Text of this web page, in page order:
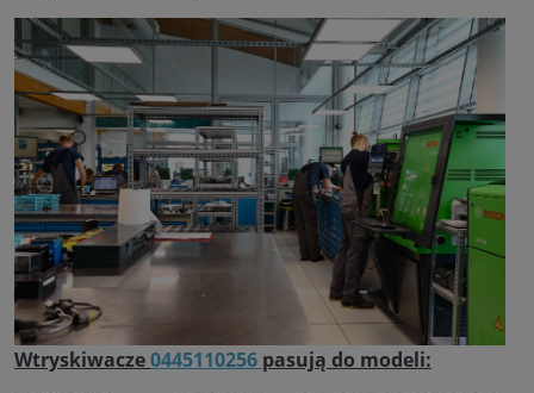
Wtryskiwacze0445110256 pasują do modeli: